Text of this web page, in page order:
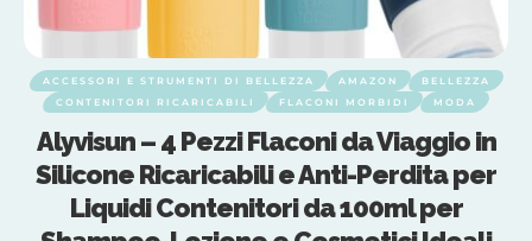
ACCESSORI E STRUMENTI DI BELLEZZA AMAZON
BELLEZZA
CONTENITORI RICARICABILI
FLACONI MORBIDI MODA
Alyvisun – 4 Pezzi Flaconi da Viaggio in
Silicone Ricaricabili e Anti-Perdita per
Liquidi Contenitori da 100ml per